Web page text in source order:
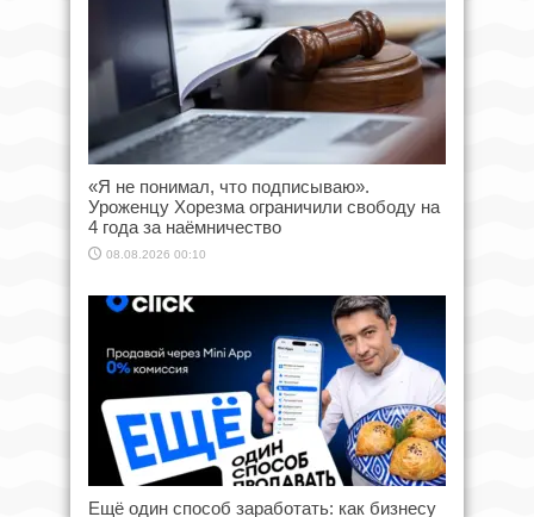
«Я не понимал, что подписываю».
Уроженцу Хорезма ограничили свободу на
4 года за наёмничество
08.08.2026 00:10
Ещё один способ заработать: как бизнесу